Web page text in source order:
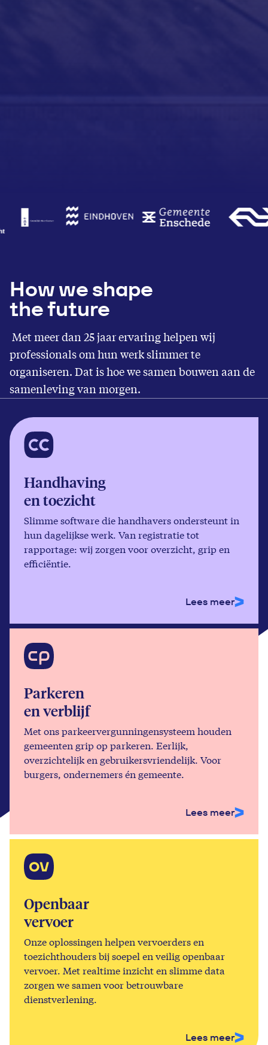
How we shape
the future
Met meer dan 25 jaar ervaring helpen wij
professionals om hun werk slimmer te
organiseren. Dat is hoe we samen bouwen aan de
samenleving van morgen.
Handhaving
en toezicht
Slimme software die handhavers ondersteunt in
hun dagelijkse werk. Van registratie tot
rapportage: wij zorgen voor overzicht, grip en
efficiëntie.
Lees meer
Parkeren
en verblijf
Met ons parkeervergunningensysteem houden
gemeenten grip op parkeren. Eerlijk,
overzichtelijk en gebruikersvriendelijk. Voor
burgers, ondernemers én gemeente.
Lees meer
Openbaar
vervoer
Onze oplossingen helpen vervoerders en
toezichthouders bij soepel en veilig openbaar
vervoer. Met realtime inzicht en slimme data
zorgen we samen voor betrouwbare
dienstverlening.
Lees meer